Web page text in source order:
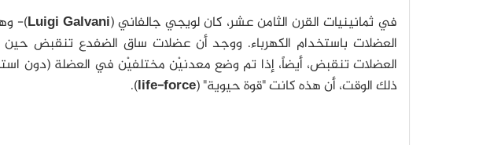
في ثمانينيات القرن الثامن عشر، كان لويجي جالفاني (Luigi Galvani
)-
العضلات باستخدام الكهرباء. ووجد أن عضلات ساق الضفدع تنقبض
العضلات تنقبض، أيضاً، إذا تم وضع معدنيْن مختلفيْن في العضلة (دون
ذلك الوقت، أن هذه كانت "قوة حيوية" (life-force
).